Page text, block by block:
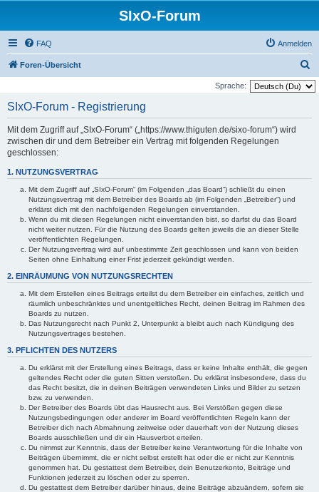
SIxO-Forum
FAQ Anmelden
Foren-Übersicht
u
Sprache:
SIxO-Forum - Registrierung
Mit dem Zugriff auf „SIxO-Forum“ („https://www.thiguten.de/sixo-forum“) wird
zwischen dir und dem Betreiber ein Vertrag mit folgenden Regelungen
geschlossen:
1. NUTZUNGSVERTRAG
Mit dem Zugriff auf „SIxO-Forum“ (im Folgenden „das Board“) schließt du einen
Nutzungsvertrag mit dem Betreiber des Boards ab (im Folgenden „Betreiber“) und
erklärst dich mit den nachfolgenden Regelungen einverstanden.
Wenn du mit diesen Regelungen nicht einverstanden bist, so darfst du das Board
nicht weiter nutzen. Für die Nutzung des Boards gelten jeweils die an dieser Stelle
veröffentlichten Regelungen.
Der Nutzungsvertrag wird auf unbestimmte Zeit geschlossen und kann von beiden
Seiten ohne Einhaltung einer Frist jederzeit gekündigt werden.
2. EINRÄUMUNG VON NUTZUNGSRECHTEN
Mit dem Erstellen eines Beitrags erteilst du dem Betreiber ein einfaches, zeitlich und
räumlich unbeschränktes und unentgeltliches Recht, deinen Beitrag im Rahmen des
Boards zu nutzen.
Das Nutzungsrecht nach Punkt 2, Unterpunkt a bleibt auch nach Kündigung des
Nutzungsvertrages bestehen.
3. PFLICHTEN DES NUTZERS
Du erklärst mit der Erstellung eines Beitrags, dass er keine Inhalte enthält, die gegen
geltendes Recht oder die guten Sitten verstoßen. Du erklärst insbesondere, dass du
das Recht besitzt, die in deinen Beiträgen verwendeten Links und Bilder zu setzen
bzw. zu verwenden.
Der Betreiber des Boards übt das Hausrecht aus. Bei Verstößen gegen diese
Nutzungsbedingungen oder anderer im Board veröffentlichten Regeln kann der
Betreiber dich nach Abmahnung zeitweise oder dauerhaft von der Nutzung dieses
Boards ausschließen und dir ein Hausverbot erteilen.
Du nimmst zur Kenntnis, dass der Betreiber keine Verantwortung für die Inhalte von
Beiträgen übernimmt, die er nicht selbst erstellt hat oder die er nicht zur Kenntnis
genommen hat. Du gestattest dem Betreiber, dein Benutzerkonto, Beiträge und
Funktionen jederzeit zu löschen oder zu sperren.
Du gestattest dem Betreiber darüber hinaus, deine Beiträge abzuändern, sofern sie